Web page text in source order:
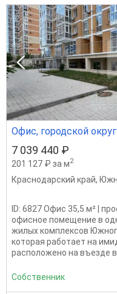
Офис, городской
7 039 440 ₽
201 127 ₽ за м2
Краснодарский край,
ID: 6827 Офис 35,5 м² |
офисное помещение в
жилых комплексов
которая работает на
расположено на въезде в
Собственник